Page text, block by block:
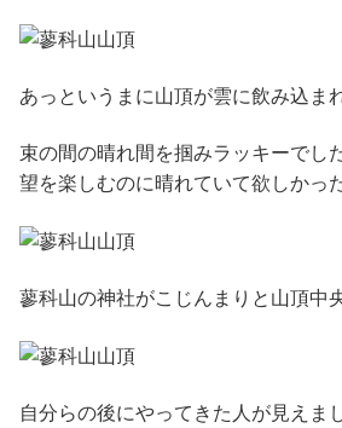
あっというまに山頂が雲に飲み込ま
束の間の晴れ間を掴みラッキーでし
望を楽しむのに晴れていて欲しかっ
蓼科山の神社がこじんまりと山頂中
自分らの後にやってきた人が見えま